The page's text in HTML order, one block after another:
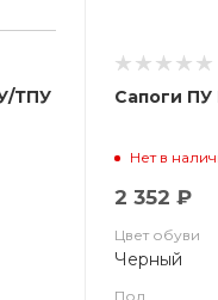
ТПУ
Сапоги ПУ
Нет в
2 352 ₽
Цвет обуви
Черный
Пол